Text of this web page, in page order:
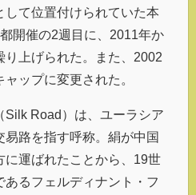
して位置付けられていた本
開催の2週目に、2011年か
り上げられた。また、2002
ップに変更された。
Silk Road）は、ユーラシア
路を指す呼称。絹が中国
に運ばれたことから、19世
るフェルディナント・フ